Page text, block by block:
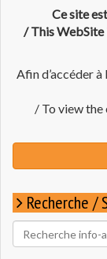
Ce site
/ This
Afin d’accéder
/ To view the
Recherche /
Rechercher
pour